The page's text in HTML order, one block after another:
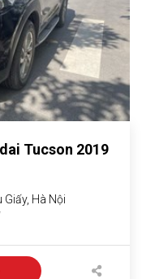
2019
Giấy, Hà Nội